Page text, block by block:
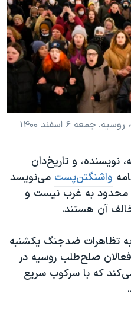
۶ اسفند ١۴۰۰
نویسنده، و تاریخ‌دان
واشنگتن‌پست می‌نویسد
محدود به غرب نیست و
آن هستند.
به تظاهرات ضدجنگ یکشنبه
صلح‌طلب روسیه در
که با سرکوب سریع